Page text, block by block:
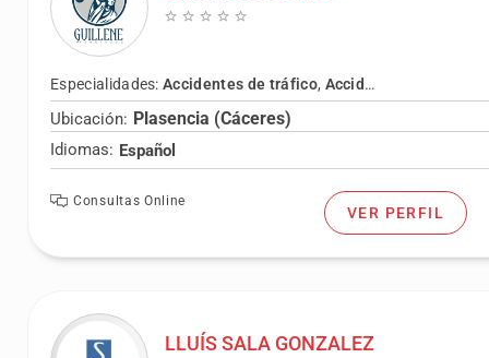
Especialidades:Accidentes de tráfico, Accidentes laborales
Ubicación: Plasencia (Cáceres)
Idiomas: Español
Consultas Online
VER PERFIL
LLUÍS SALA GONZALEZ